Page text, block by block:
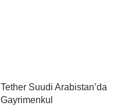
Tether Suudi Arabistan’da
Gayrimenkul